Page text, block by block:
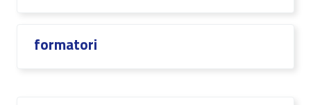
formatori